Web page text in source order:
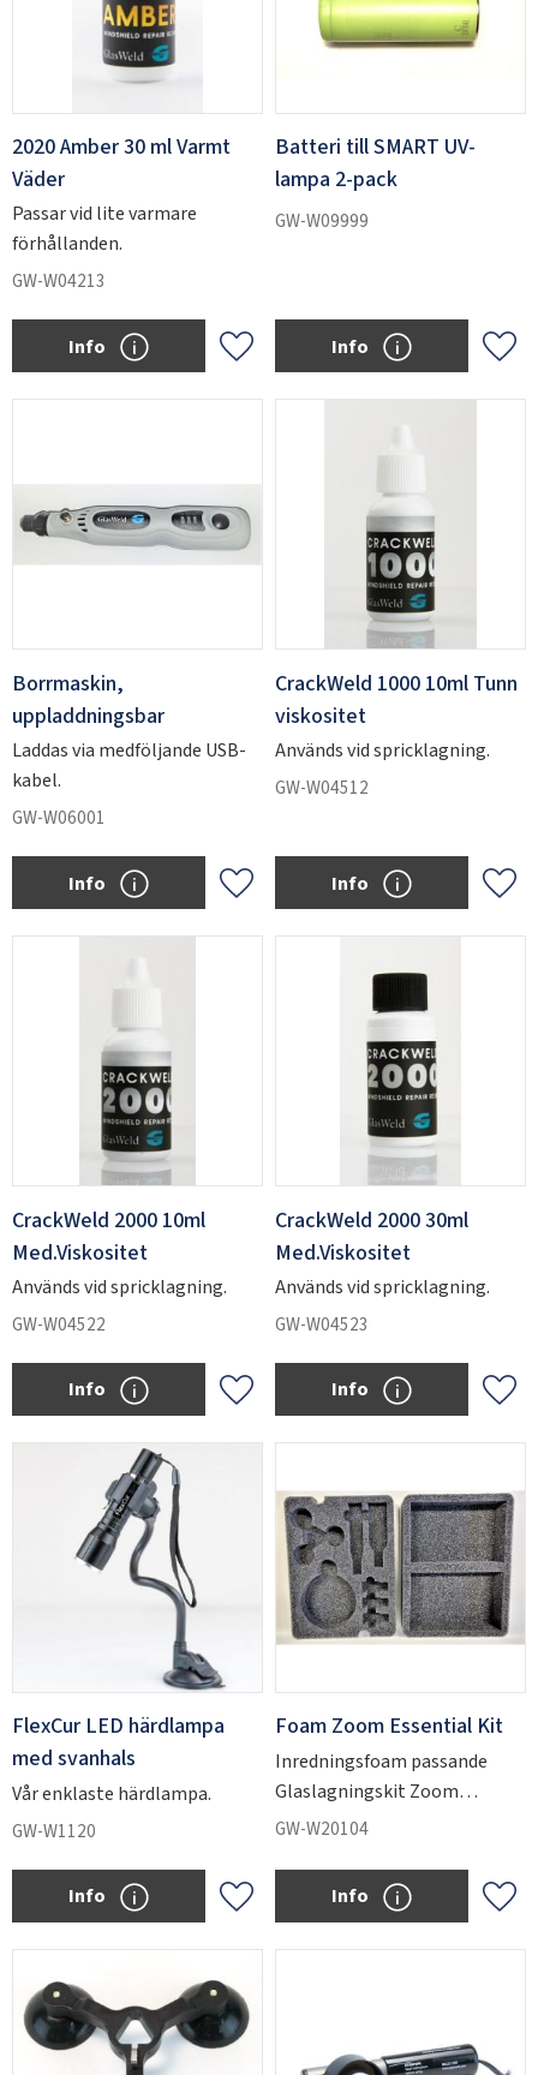
2020 Amber 30 ml Varmt
Väder
Passar vid lite varmare
förhållanden.
GW-W04213
Add to favorites
Info
Batteri till SMART UV-
lampa 2-pack
GW-W09999
Add
Info
Borrmaskin,
uppladdningsbar
Laddas via medföljande USB-
kabel.
GW-W06001
Add to favorites
Info
CrackWeld 1000 10ml Tunn
viskositet
Används vid spricklagning.
GW-W04512
Add
Info
CrackWeld 2000 10ml
Med.Viskositet
Används vid spricklagning.
GW-W04522
Add to favorites
Info
CrackWeld 2000 30ml
Med.Viskositet
Används vid spricklagning.
GW-W04523
Add
Info
FlexCur LED härdlampa
med svanhals
Vår enklaste härdlampa.
GW-W1120
Add to favorites
Info
Foam Zoom Essential Kit
Inredningsfoam passande
Glaslagningskit Zoom
Essential
GW-W20104
Add
Info